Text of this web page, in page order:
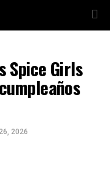
Spice Girls
2026